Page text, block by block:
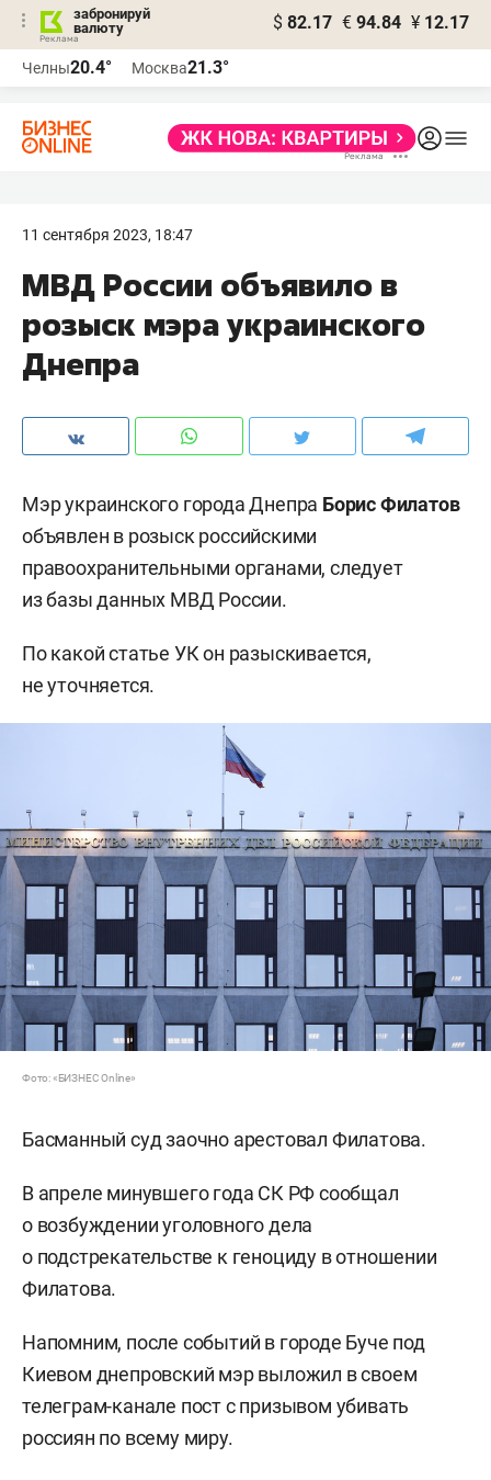
забронируй
валюту
$ 82.17 € 94.84 ¥ 12.17
Челны20.4° Москва21.3°
11 сентября 2023, 18:47
МВД России объявило в
розыск мэра украинского
Днепра
Мэр украинского города Днепра Борис Филатов
объявлен в розыск российскими
правоохранительными органами, следует
из базы данных МВД России.
По какой статье УК он разыскивается,
не уточняется.
Фото: «БИЗНЕС Online»
Басманный суд заочно арестовал Филатова.
В апреле минувшего года СК РФ сообщал
о возбуждении уголовного дела
о подстрекательстве к геноциду в отношении
Филатова.
Напомним, после событий в городе Буче под
Киевом днепровский мэр выложил в своем
телеграм-канале пост с призывом убивать
россиян по всему миру.